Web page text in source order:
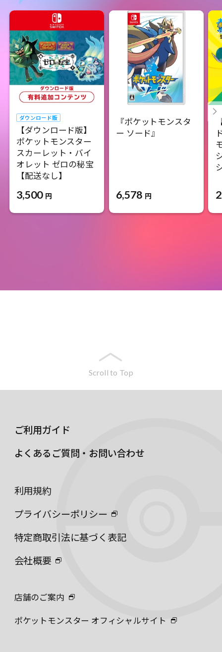
ダウンロード版
【ダウンロード版】
ポケットモンスター
スカーレット・バイ
オレット ゼロの秘宝
【配送なし】
3,500 円
『ポケットモンスタ
ー ソード』
6,578 円
Scroll to Top
ご利用ガイド
よくあるご質問・お問い合わせ
利用規約
プライバシーポリシー
特定商取引法に基づく表記
会社概要
店舗のご案内
ポケットモンスター オフィシャルサイト